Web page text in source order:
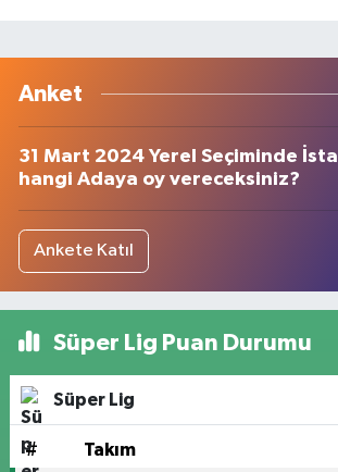
Anket
31 Mart 2024 Yerel Seçiminde
hangi Adaya oy vereceksiniz?
Ankete Katıl
Süper Lig Puan Durumu
Süper Lig
# Takım